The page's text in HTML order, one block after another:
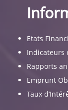
Etats
Indicateurs
Rapports
Emprunt
Taux